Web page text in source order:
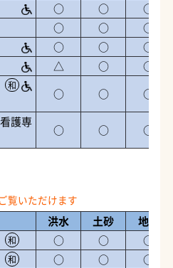
○ ○
○
○ ○
○
○ ○
○
△ ○
○
和
○ ○
○
護専
○ ○ ○
洪水 土砂
地震
和 ○ ○
○
和 ○ ○
○